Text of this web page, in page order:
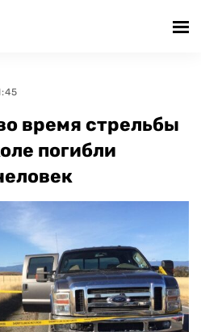
время стрельбы
погибли